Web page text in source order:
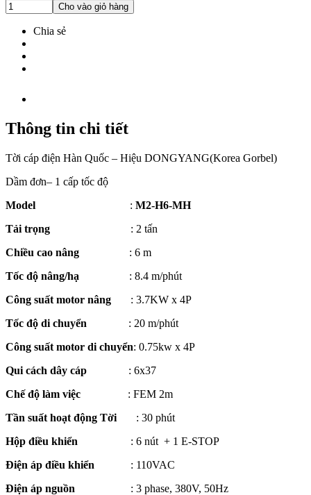
Cho vào giỏ hàng
Chia sẻ
Thông tin chi tiết
Tời cáp điện Hàn Quốc – Hiệu DONGYANG(Korea Gorbel)
Dầm đơn– 1 cấp tốc độ
Model
: M2-H6-MH
Tải trọng
: 2 tấn
Chiều cao nâng
: 6 m
Tốc độ nâng/hạ
: 8.4 m/phút
Công suất motor nâng : 3.7KW x 4P
Tốc độ di chuyển
: 20 m/phút
Công suất motor di chuyển: 0.75kw x 4P
Qui cách dây cáp
: 6x37
Chế độ làm việc : FEM 2m
Tần suất hoạt động Tời : 30 phút
Hộp điều khiển
: 6 nút + 1 E-STOP
Điện áp điều khiển : 110VAC
Điện áp nguồn
: 3 phase, 380V, 50Hz